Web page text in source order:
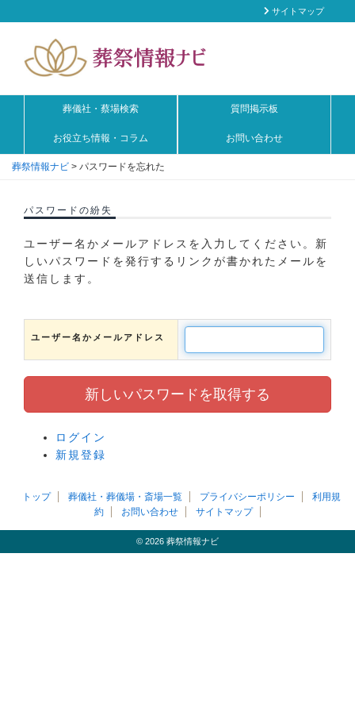
サイトマップ
葬儀社・蔡場検索 質問掲示板
お役立ち情報・コラム お問い合わせ
葬祭情報ナビ > パスワードを忘れた
パスワードの紛失
ユーザー名かメールアドレスを入力してください。新
しいパスワードを発行するリンクが書かれたメールを
送信します。
ユーザー名かメールアドレス
ログイン
新規登録
トップ 葬儀社・葬儀場・斎場一覧 プライバシーポリシー
利用規
約
お問い合わせ サイトマップ
© 2026 葬祭情報ナビ